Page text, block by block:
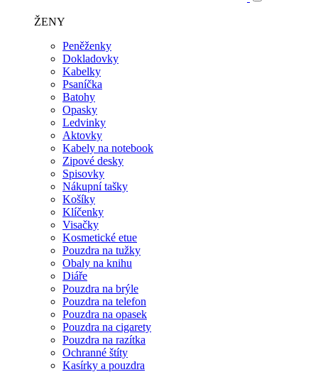
ŽENY
Peněženky
Dokladovky
Kabelky
Psaníčka
Batohy
Opasky
Ledvinky
Aktovky
Kabely na notebook
Zipové desky
Spisovky
Nákupní tašky
Košíky
Klíčenky
Visačky
Kosmetické etue
Pouzdra na tužky
Obaly na knihu
Diáře
Pouzdra na brýle
Pouzdra na telefon
Pouzdra na opasek
Pouzdra na cigarety
Pouzdra na razítka
Ochranné štíty
Kasírky a pouzdra